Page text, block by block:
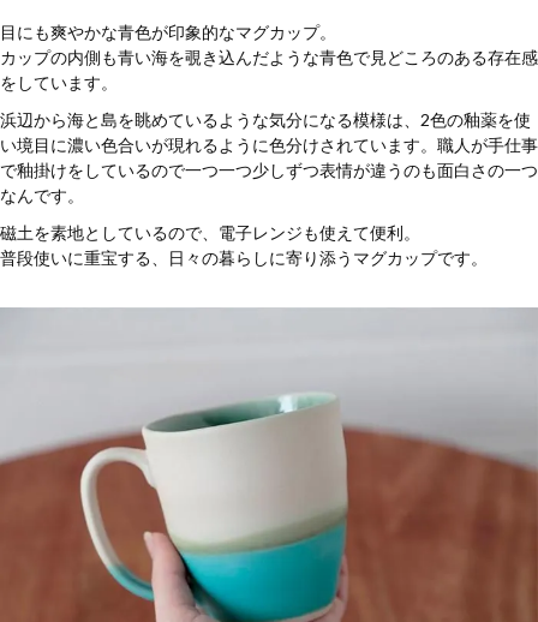
目にも爽やかな青色が印象的なマグカップ。
カップの内側も青い海を覗き込んだような青色で見どころのある存在感
をしています。
浜辺から海と島を眺めているような気分になる模様は、2色の釉薬を使
い境目に濃い色合いが現れるように色分けされています。職人が手仕事
で釉掛けをしているので一つ一つ少しずつ表情が違うのも面白さの一つ
なんです。
磁土を素地としているので、電子レンジも使えて便利。
普段使いに重宝する、日々の暮らしに寄り添うマグカップです。